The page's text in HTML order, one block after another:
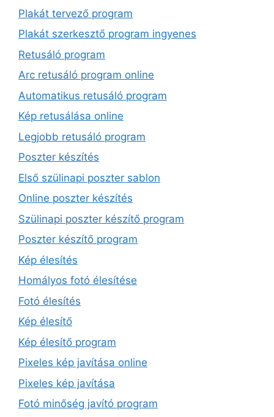
Plakát tervező program
Plakát szerkesztő program ingyenes
Retusáló program
Arc retusáló program online
Automatikus retusáló program
Kép retusálása online
Legjobb retusáló program
Poszter készítés
Első szülinapi poszter sablon
Online poszter készítés
Szülinapi poszter készítő program
Poszter készítő program
Kép élesítés
Homályos fotó élesítése
Fotó élesítés
Kép élesítő
Kép élesítő program
Pixeles kép javítása online
Pixeles kép javítása
Fotó minőség javító program